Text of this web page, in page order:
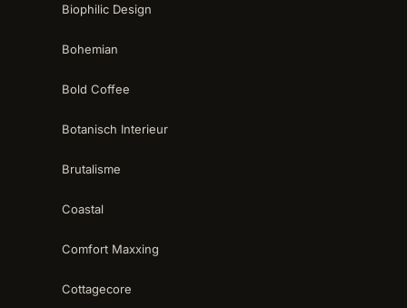
Biophilic Design
Bohemian
Bold Coffee
Botanisch Interieur
Brutalisme
Coastal
Comfort Maxxing
Cottagecore